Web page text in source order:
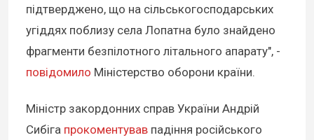
підтверджено, що на сільськогосподарських
угіддях поблизу села Лопатна було знайдено
фрагменти безпілотного літального апарату", -
повідомило Міністерство оборони країни.
Міністр закордонних справ України Андрій
Сибіга прокоментував падіння російського